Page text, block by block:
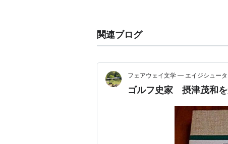
関連ブログ
フェアウェイ文学 ― エイジシュー
ゴルフ史家 摂津茂和を